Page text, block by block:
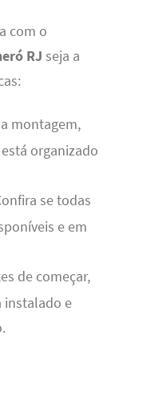
com o
RJ seja a
montagem,
organizado
se todas
e em
de começar,
instalado e